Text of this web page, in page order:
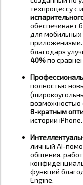
техпроцессу с
обеспечивает
для мобильных
приложениями.
благодаря
40%по
полностью
возможностью
8-кратным
истории iPhone.
личный AI-
общения,
функций
Engine.